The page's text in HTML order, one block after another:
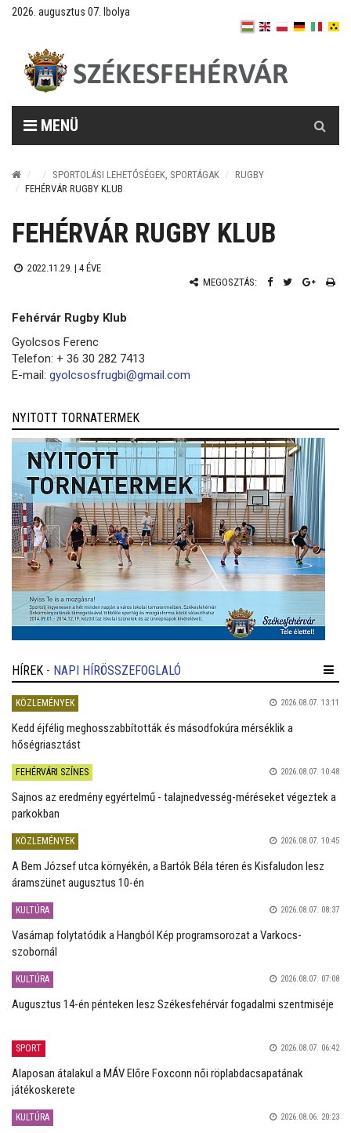
2026. augusztus 07. Ibolya
MENÜ
SPORTOLÁSI LEHETŐSÉGEK, SPORTÁGAK
RUGBY
FEHÉRVÁR RUGBY KLUB
FEHÉRVÁR RUGBY KLUB
2022.11.29. | 4 ÉVE
MEGOSZTÁS:
Fehérvár Rugby Klub
Gyolcsos Ferenc
Telefon: + 36 30 282 7413
E-mail: gyolcsosfrugbi@gmail.com
NYITOTT TORNATERMEK
HÍREK - NAPI HÍRÖSSZEFOGLALÓ
KÖZLEMÉNYEK 2026.08.07. 13:11
Kedd éjfélig meghosszabbították és másodfokúra mérséklik a
hőségriasztást
FEHÉRVÁRI SZÍNES 2026.08.07. 10:48
Sajnos az eredmény egyértelmű - talajnedvesség-méréseket végeztek a
parkokban
KÖZLEMÉNYEK 2026.08.07. 10:45
A Bem József utca környékén, a Bartók Béla téren és Kisfaludon lesz
áramszünet augusztus 10-én
KULTÚRA 2026.08.07. 08:37
Vasárnap folytatódik a Hangból Kép programsorozat a Varkocs-
szobornál
KULTÚRA 2026.08.07. 07:08
Augusztus 14-én pénteken lesz Székesfehérvár fogadalmi szentmiséje
SPORT 2026.08.07. 06:42
Alaposan átalakul a MÁV Előre Foxconn női röplabdacsapatának
játékoskerete
KULTÚRA 2026.08.06. 20:23